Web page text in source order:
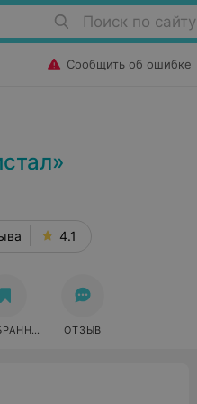
Поиск по сайту
Сообщить об ошибке
4.1
ОТЗЫВ